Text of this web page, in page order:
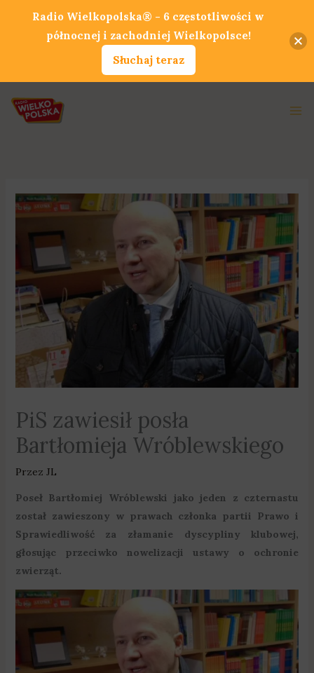
PiS zawiesił posła
Bartłomieja Wróblewskiego
Przez JL
Poseł Bartłomiej Wróblewski jako jeden z czternastu
został zawieszony w prawach członka partii Prawo i
Sprawiedliwość za złamanie dyscypliny klubowej,
głosując przeciwko nowelizacji ustawy o ochronie
zwierząt.
Radio Wielkopolska® - 6 częstotliwości w
północnej i zachodniej Wielkopolsce!
Słuchaj teraz